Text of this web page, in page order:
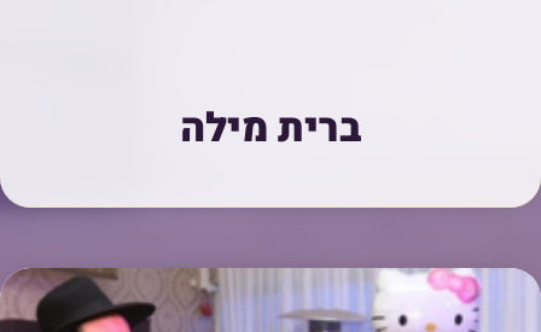
ברית מילה